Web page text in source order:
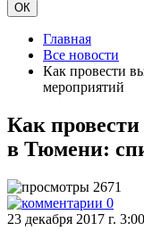
ОК
Главная
Все новости
Как провести
мероприятий
Как
в Тюмени:
2671
0
23 декабря 2017 г. 3:00